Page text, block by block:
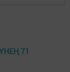
71